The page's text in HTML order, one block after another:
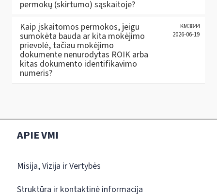
permokų (skirtumo) sąskaitoje?
Kaip įskaitomos permokos, jeigu
sumokėta bauda ar kita mokėjimo
prievolė, tačiau mokėjimo
dokumente nenurodytas ROIK arba
kitas dokumento identifikavimo
numeris?
KM3844
2026-06-19
APIE VMI
Misija, Vizija ir Vertybės
Struktūra ir kontaktinė informacija